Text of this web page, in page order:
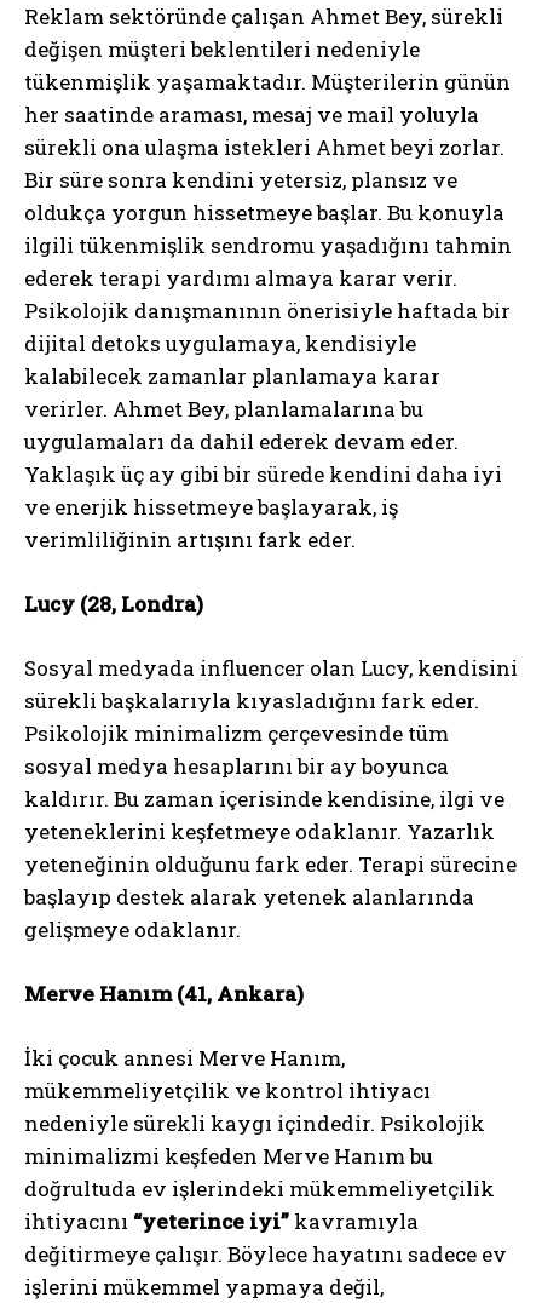
Reklam sektöründe çalışan Ahmet Bey, sürekli
değişen müşteri beklentileri nedeniyle
tükenmişlik yaşamaktadır. Müşterilerin günün
her saatinde araması, mesaj ve mail yoluyla
sürekli ona ulaşma istekleri Ahmet beyi zorlar.
Bir süre sonra kendini yetersiz, plansız ve
oldukça yorgun hissetmeye başlar. Bu konuyla
ilgili tükenmişlik sendromu yaşadığını tahmin
ederek terapi yardımı almaya karar verir.
Psikolojik danışmanının önerisiyle haftada bir
dijital detoks uygulamaya, kendisiyle
kalabilecek zamanlar planlamaya karar
verirler. Ahmet Bey, planlamalarına bu
uygulamaları da dahil ederek devam eder.
Yaklaşık üç ay gibi bir sürede kendini daha iyi
ve enerjik hissetmeye başlayarak, iş
verimliliğinin artışını fark eder.
Lucy (28, Londra)
Sosyal medyada influencer olan Lucy, kendisini
sürekli başkalarıyla kıyasladığını fark eder.
Psikolojik minimalizm çerçevesinde tüm
sosyal medya hesaplarını bir ay boyunca
kaldırır. Bu zaman içerisinde kendisine, ilgi ve
yeteneklerini keşfetmeye odaklanır. Yazarlık
yeteneğinin olduğunu fark eder. Terapi sürecine
başlayıp destek alarak yetenek alanlarında
gelişmeye odaklanır.
Merve Hanım (41, Ankara)
İki çocuk annesi Merve Hanım,
mükemmeliyetçilik ve kontrol ihtiyacı
nedeniyle sürekli kaygı içindedir. Psikolojik
minimalizmi keşfeden Merve Hanım bu
doğrultuda ev işlerindeki mükemmeliyetçilik
ihtiyacını “yeterince iyi” kavramıyla
değitirmeye çalışır. Böylece hayatını sadece ev
işlerini mükemmel yapmaya değil,